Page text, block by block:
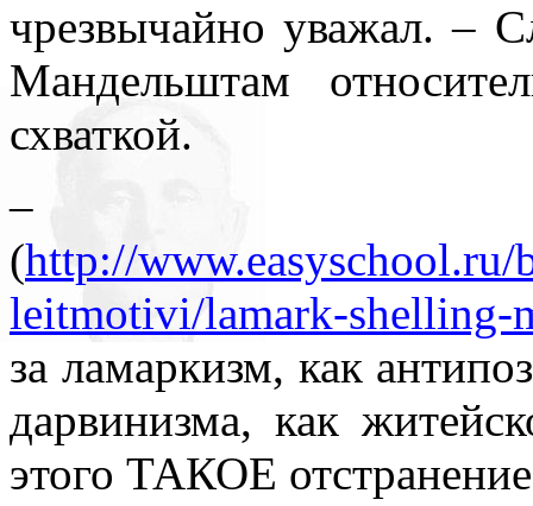
чрезвычайно уважал. –
Мандельштам
схваткой.
–
(http://
leitmotivi/lamark-shelling-
за ламаркизм, как
дарвинизма, как
этого ТАКОЕ